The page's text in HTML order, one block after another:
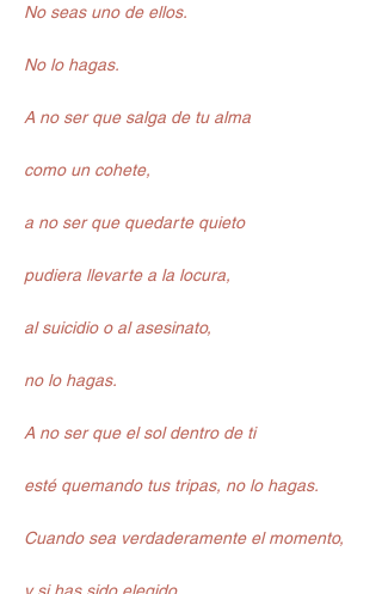
No seas uno de ellos.
No lo hagas.
A no ser que salga de tu alma
como un cohete,
a no ser que quedarte quieto
pudiera llevarte a la locura,
al suicidio o al asesinato,
no lo hagas.
A no ser que el sol dentro de ti
esté quemando tus tripas, no lo hagas.
Cuando sea verdaderamente el momento,